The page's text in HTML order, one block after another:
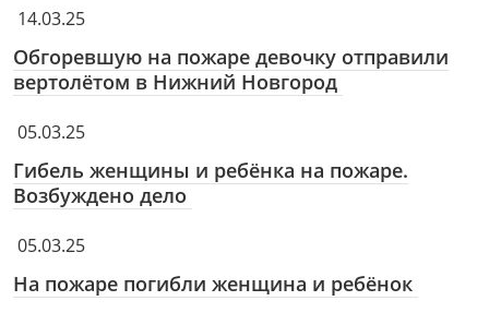
14.03.25
Обгоревшую на пожаре девочку отправили
вертолётом в Нижний Новгород
05.03.25
Гибель женщины и ребёнка на пожаре.
Возбуждено дело
05.03.25
На пожаре погибли женщина и ребёнок